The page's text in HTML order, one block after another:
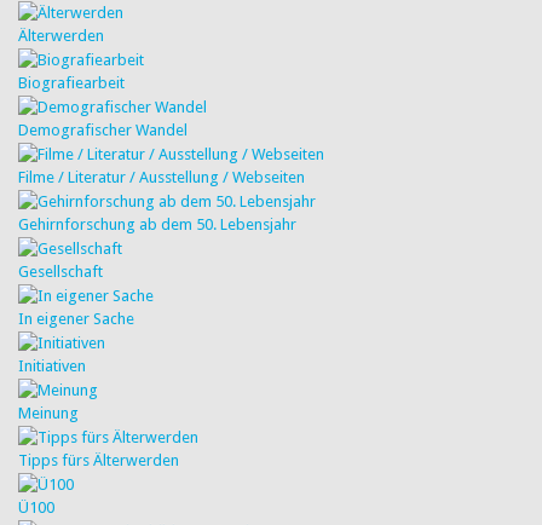
Älterwerden
Biografiearbeit
Demografischer Wandel
Filme / Literatur / Ausstellung / Webseiten
Gehirnforschung ab dem 50. Lebensjahr
Gesellschaft
In eigener Sache
Initiativen
Meinung
Tipps fürs Älterwerden
Ü100